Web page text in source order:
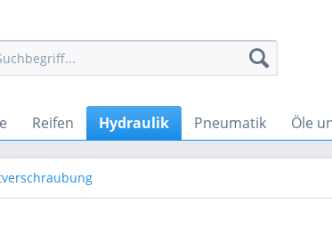
Reifen Hydraulik Pneumatik Öle